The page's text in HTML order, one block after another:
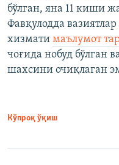
бўлган, яна 11 киши
Фавқулодда
хизмати маълумот
чоғида нобуд бўлган
шахсини очиқлаган
Кўпроқ ўқиш